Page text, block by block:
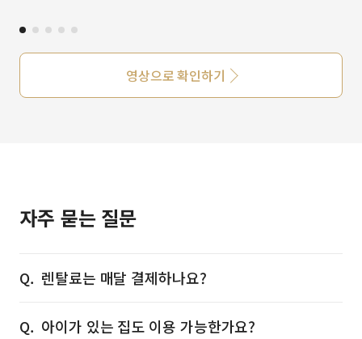
영상으로 확인하기
자주 묻는 질문
렌탈료는 매달 결제하나요?
아이가 있는 집도 이용 가능한가요?